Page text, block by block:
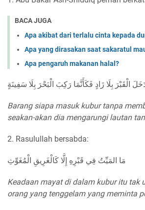
BACA JUGA
Apa akibat dari terlalu cinta kepada
Apa yang dirasakan saat sakaratul
Apa pengaruh makanan halal?
الْقَبْرَ بِلَا زَادٍ فَكَأَنَّمَا رَكِبَ الْبَحْرَ بِلَا سَفِينَةٍ
Barang siapa masuk kubur tanpa
seakan-akan dia mengarungi lautan
2. Rasulullah bersabda:
مَا المَيِّتُ فِي قَبْرِهِ إِلَّا كَالْغَرِيقِ الْمُغَوِّثِ
Keadaan mayat di dalam kubur itu tak
orang yang tenggelam yang meminta